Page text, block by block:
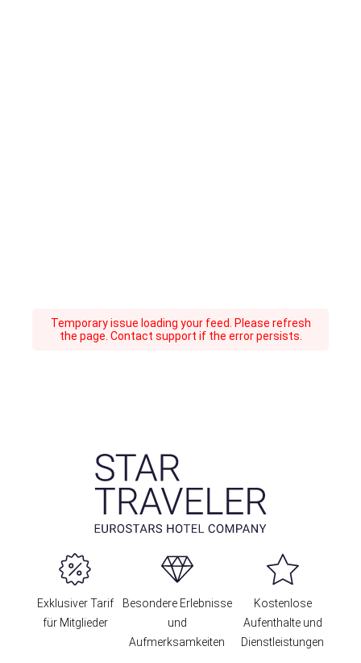
Temporary issue loading your feed. Please refresh
the page. Contact support if the error persists.
Exklusiver Tarif
für Mitglieder
Besondere Erlebnisse
und
Aufmerksamkeiten
Kostenlose
Aufenthalte und
Dienstleistungen